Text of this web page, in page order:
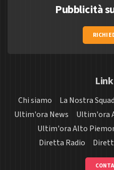
Pubblicità
Chi siamo La Nostra
Ultim'ora News
Ultim'ora
Ultim'ora Alto
Diretta Radio